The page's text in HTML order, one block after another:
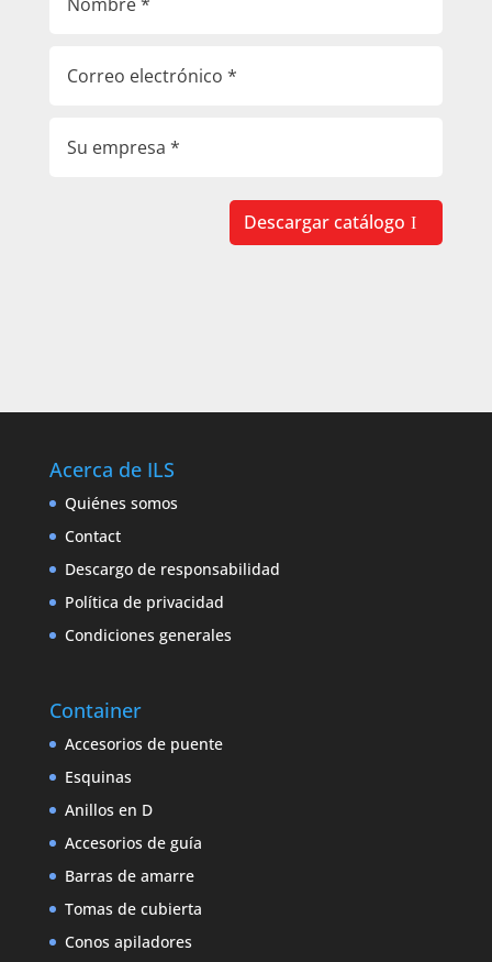
Descargar catálogo
Acerca de ILS
Quiénes somos
Contact
Descargo de responsabilidad
Política de privacidad
Condiciones generales
Container
Accesorios de puente
Esquinas
Anillos en D
Accesorios de guía
Barras de amarre
Tomas de cubierta
Conos apiladores